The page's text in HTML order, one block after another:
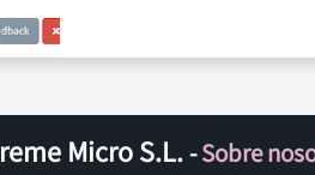
Micro S.L.-Sobre